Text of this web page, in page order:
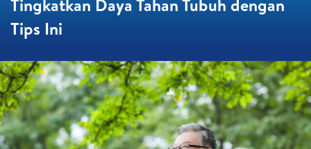
Tingkatkan Daya Tahan Tubuh dengan
Tips Ini